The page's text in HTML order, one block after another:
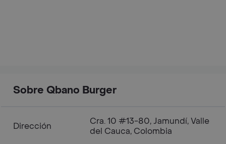
Sobre Qbano Burger
Dirección
Cra. 10 #13-80, Jamundí, Valle
del Cauca, Colombia